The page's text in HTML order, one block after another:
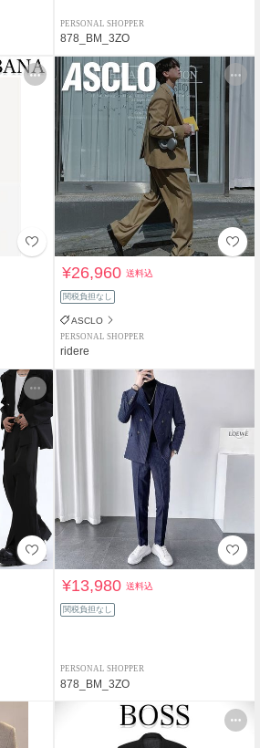
PERSONAL SHOPPER
878_BM_3ZO
¥26,960送料込
関税負担なし
ASCLO
PERSONAL SHOPPER
ridere
¥13,980送料込
関税負担なし
PERSONAL SHOPPER
878_BM_3ZO